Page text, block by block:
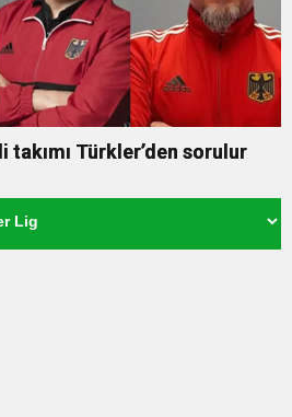
Türkler’den sorulur